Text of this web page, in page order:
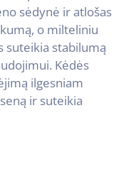
sėdynė ir atlošas
o milteliniu
suteikia stabilumą
Kėdės
ilgesniam
ir suteikia